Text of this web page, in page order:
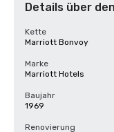
Details über
Kette
Marriott Bonvoy
Marke
Marriott Hotels
Baujahr
1969
Renovierung